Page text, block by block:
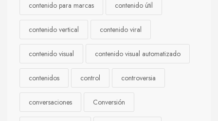
contenido para marcas contenido útil
contenido vertical contenido viral
contenido visual contenido visual automatizado
contenidos control controversia
conversaciones Conversión